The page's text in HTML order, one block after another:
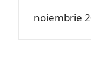
noiembrie